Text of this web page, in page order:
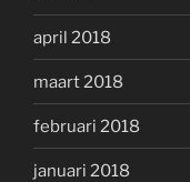
april 2018
maart 2018
februari 2018
januari 2018